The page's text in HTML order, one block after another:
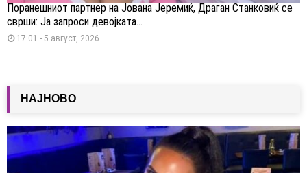
Поранешниот партнер на Јована Јеремиќ, Драган Станковиќ се
сврши: Ја запроси девојката...
17:01 - 5 август, 2026
НАЈНОВО